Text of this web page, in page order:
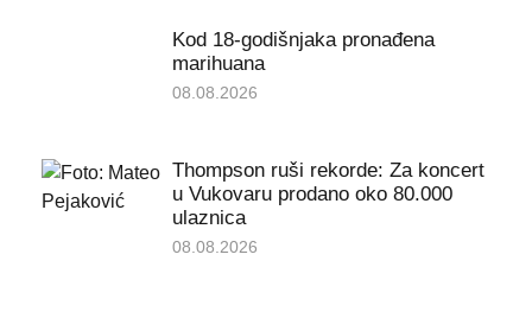
Kod 18-godišnjaka pronađena
marihuana
08.08.2026
Thompson ruši rekorde: Za koncert
u Vukovaru prodano oko 80.000
ulaznica
08.08.2026